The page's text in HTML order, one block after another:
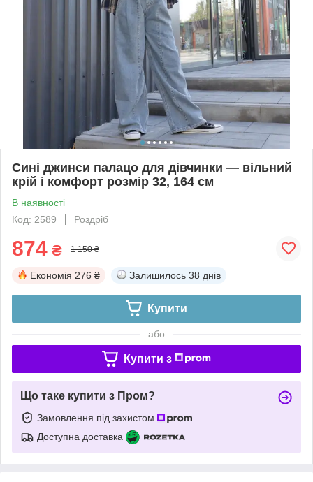
Сині джинси палацо для дівчинки — вільний
крій і комфорт розмір 32, 164 см
В наявності
Код: 2589
Роздріб
874 ₴ 1 150 ₴
Економія 276 ₴ Залишилось 38 днів
Купити
або
Купити з
Що таке купити з Пром?
Замовлення під захистом
Доступна доставка